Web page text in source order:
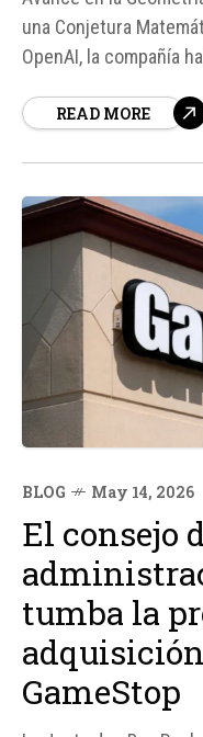
una Conjetura
OpenAI, la compañía
planteada en 1946 por
READ MORE
BLOG May 14, 2026
El consejo
tumba la
GameStop